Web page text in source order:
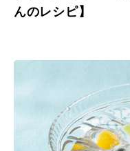
んのレシピ】